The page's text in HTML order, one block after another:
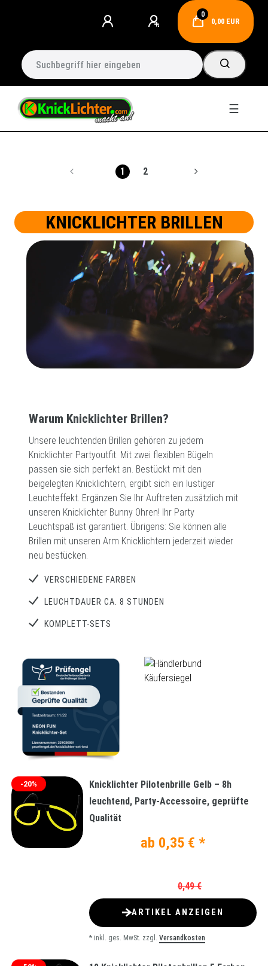
0
0,00 EUR
☰
1 2
KNICKLICHTER BRILLEN
Warum Knicklichter Brillen?
Unsere leuchtenden Brillen gehören zu jedem
Knicklichter Partyoutfit. Mit zwei flexiblen Bügeln
passen sie sich perfekt an. Bestückt mit den
beigelegten Knicklichtern, ergibt sich ein lustiger
Leuchteffekt. Ergänzen Sie Ihr Auftreten zusätzlich mit
unseren Knicklichter Bunny Ohren! Ihr Party
Leuchtspaß ist garantiert. Übrigens: Sie können alle
Brillen mit unseren Arm Knicklichtern jederzeit wieder
neu bestücken.
VERSCHIEDENE FARBEN
LEUCHTDAUER CA. 8 STUNDEN
KOMPLETT-SETS
-20%
Knicklichter Pilotenbrille Gelb – 8h
leuchtend, Party-Accessoire, geprüfte
Qualität
0,49 €
ab 0,35 € *
ARTIKEL ANZEIGEN
* inkl. ges. MwSt. zzgl. Versandkosten